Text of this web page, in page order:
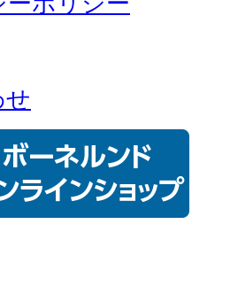
せ